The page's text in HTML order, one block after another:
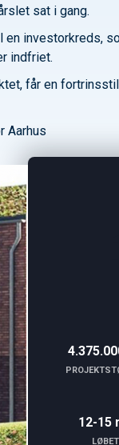
sat i gang.
investorkreds,
indfriet.
får en
Aarhus
12-15